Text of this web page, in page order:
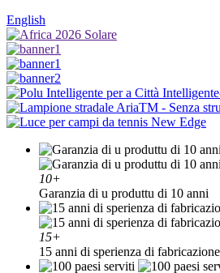
English
10+
Garanzia di u produttu di 10 anni
15+
15 anni di sperienza di fabricazione